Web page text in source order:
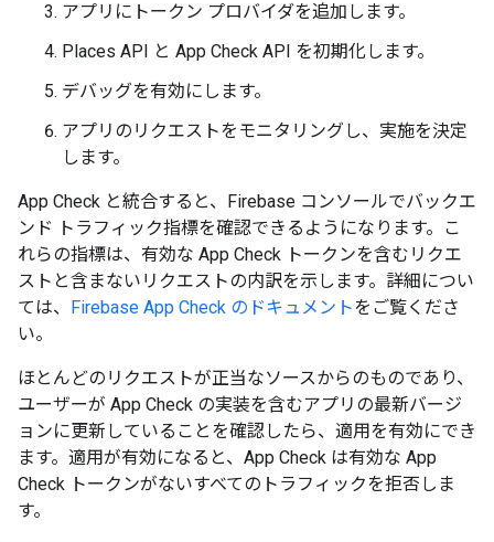
アプリにトークン プロバイダを追加します。
Places API と App Check API を初期化します。
デバッグを有効にします。
アプリのリクエストをモニタリングし、実施を決定
します。
App Check と統合すると、Firebase コンソールでバックエ
ンド トラフィック指標を確認できるようになります。こ
れらの指標は、有効な App Check トークンを含むリクエ
ストと含まないリクエストの内訳を示します。詳細につい
ては、 Firebase App Check のドキュメントをご覧くださ
い。
ほとんどのリクエストが正当なソースからのものであり、
ユーザーが App Check の実装を含むアプリの最新バージ
ョンに更新していることを確認したら、適用を有効にでき
ます。適用が有効になると、App Check は有効な App
Check トークンがないすべてのトラフィックを拒否しま
す。